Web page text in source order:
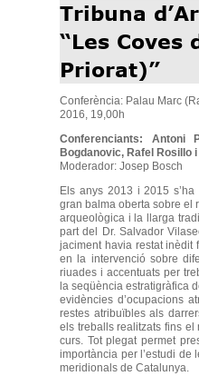
Tribuna
“Les Coves
Priorat)”
Conferència: Palau Marc
2016, 19,00h
Conferenciants: Antoni
Bogdanovic, Rafel Rosillo
Moderador: Josep Bosch
Els anys 2013 i 2015
gran balma oberta sobre el
arqueològica i la llarga
part del Dr. Salvador
jaciment havia restat inèdit
en la intervenció sobre
riuades i accentuats per
la seqüència estratigràfica
evidències d’ocupacions
restes atribuïbles als
els treballs realitzats fins el
curs. Tot plegat permet
importància per l’estudi de
meridionals de Catalunya.